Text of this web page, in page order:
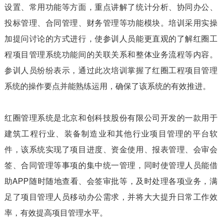
设置、常用功能等方面，重点讲解了统计分析、协同办公、
投标管理、合同管理、财务管理等功能模块。培训采用实操
加提问讨论的方式进行，使参训人员能更直观的了解红圈工
程项目管理系统功能间的关联关系和整体业务流程等内容。
参训人员纷纷表示，通过此次培训掌握了红圈工程项目管理
系统的操作要点并能熟练运用，确保了该系统的有效推进。
红圈管理系统是北京和创科技股份有限公司开发的一款用于
建筑工程行业、装备制造业和其他行业项目管理的平台软
件，该系统实现了项目进度、资金使用、报表管理、会审会
签、合同管理等事项的集中统一管理，同时使管理人员能借
助APP随时随地查看、会签审批等，及时处理各项业务，满
足了项目管理人员移动办公需求，并将大大提升日常工作效
率，有效提高项目管理水平。